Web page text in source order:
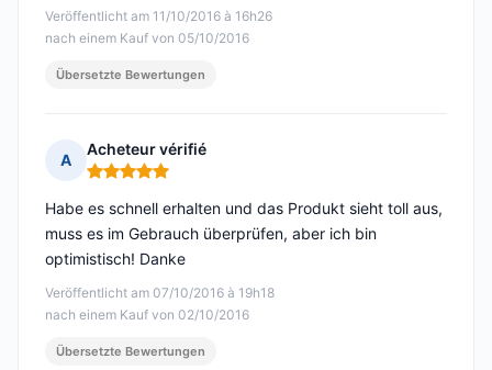
Veröffentlicht am 11/10/2016 à 16h26
nach einem Kauf von 05/10/2016
Übersetzte Bewertungen
A
Acheteur vérifié
Hinweis: 5 von 5
Veröffentlicht am 07/10/2016 à 19h18
nach einem Kauf von 02/10/2016
Habe es schnell erhalten und das Produkt sieht toll aus,
muss es im Gebrauch überprüfen, aber ich bin
optimistisch! Danke
Übersetzte Bewertungen